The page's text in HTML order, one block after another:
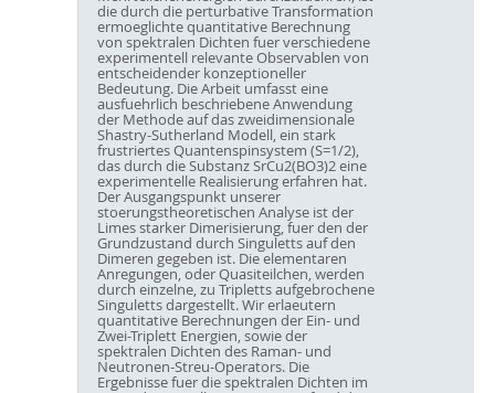
die durch die perturbative Transformation
ermoeglichte quantitative Berechnung
von spektralen Dichten fuer verschiedene
experimentell relevante Observablen von
entscheidender konzeptioneller
Bedeutung. Die Arbeit umfasst eine
ausfuehrlich beschriebene Anwendung
der Methode auf das zweidimensionale
Shastry-Sutherland Modell, ein stark
frustriertes Quantenspinsystem (S=1/2),
das durch die Substanz SrCu2(BO3)2 eine
experimentelle Realisierung erfahren hat.
Der Ausgangspunkt unserer
stoerungstheoretischen Analyse ist der
Limes starker Dimerisierung, fuer den der
Grundzustand durch Singuletts auf den
Dimeren gegeben ist. Die elementaren
Anregungen, oder Quasiteilchen, werden
durch einzelne, zu Tripletts aufgebrochene
Singuletts dargestellt. Wir erlaeutern
quantitative Berechnungen der Ein- und
Zwei-Triplett Energien, sowie der
spektralen Dichten des Raman- und
Neutronen-Streu-Operators. Die
Ergebnisse fuer die spektralen Dichten im